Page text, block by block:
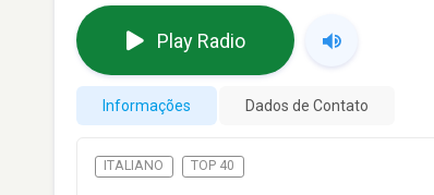
Play Radio
Informações Dados de Contato
ITALIANO TOP 40